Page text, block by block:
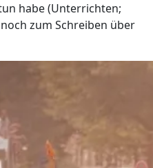
habe (Unterrichten;
zum Schreiben über